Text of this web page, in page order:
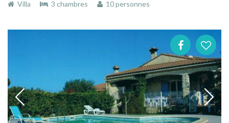
Villa
3 chambres 10 personnes